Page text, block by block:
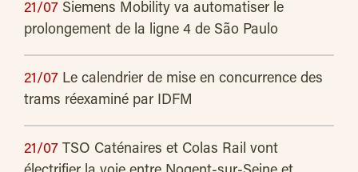
21/07 Siemens Mobility va automatiser le
prolongement de la ligne 4 de São Paulo
21/07 Le calendrier de mise en concurrence des
trams réexaminé par IDFM
21/07 TSO Caténaires et Colas Rail vont